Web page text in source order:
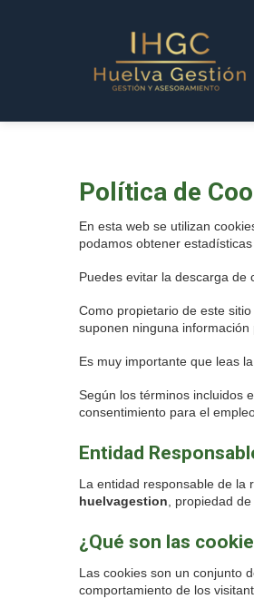
Política de
En esta web se utilizan
podamos obtener
Puedes evitar la descarga de
Como propietario de este
suponen ninguna información
Es muy importante que leas
Según los términos incluidos
consentimiento para el
Entidad
La entidad responsable de la
huelvagestion , propiedad de
¿Qué son las
Las cookies son un conjunto
comportamiento de los